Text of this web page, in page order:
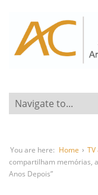
You are here: Home › TV
compartilham memórias,
Anos Depois”